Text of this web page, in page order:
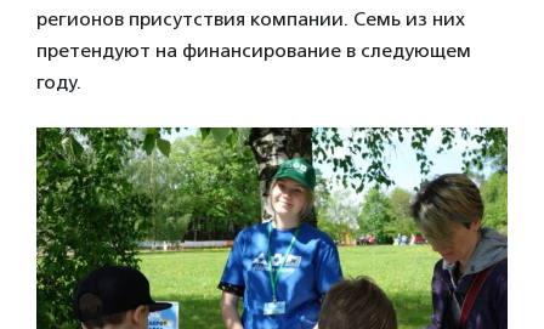
регионов присутствия компании. Семь из них
претендуют на финансирование в следующем
году.